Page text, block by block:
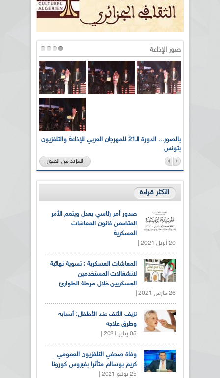
صور الإذاعة
بالصور... الدورة الـ21 للمهرجان العربي للإذاعة والتلفزيون
بتونس
المزيد من الصور
الأكثر قراءة
صدور أمر رئاسي يعدل ويتمم الأمر
المتضمن قانون المعاشات
العسكرية
20 أبريل 2021 |
المعاشات العسكرية : تسوية نهائية
لانشغالات المستخدمين
العسكريين خلال مرحلة الطوارئ
26 مارس 2021 |
نزيف الأنف عند الأطفال: أسبابه
وطرق علاجه
05 يناير 2021 |
وفاة صحفي التلفزيون العمومي
كريم بوسالم متأثرا بفيروس كورونا
25 يوليو 2021 |